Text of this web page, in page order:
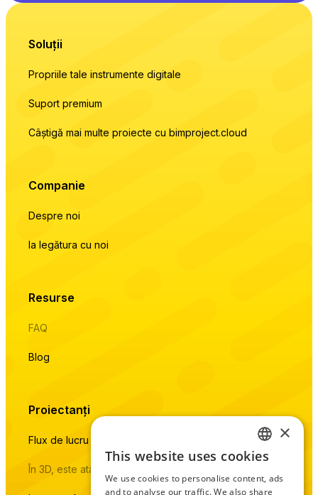
Soluții
Propriile tale instrumente digitale
Suport premium
Câștigă mai multe proiecte cu bimproject.cloud
Companie
Despre noi
Ia legătura cu noi
Resurse
FAQ
Blog
Proiectanți
Flux de lucru natural cu baza de date live a produselor
În 3D, este atât de simplu pe cât poate fi
ENGLISH
CZECH
×
This website uses cookies
We use cookies to personalise content, ads
and to analyse our traffic. We also share